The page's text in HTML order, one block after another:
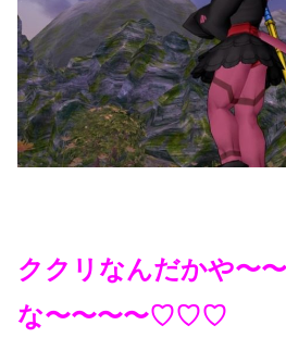
ククリなんだかや〜
な〜〜〜〜♡♡♡